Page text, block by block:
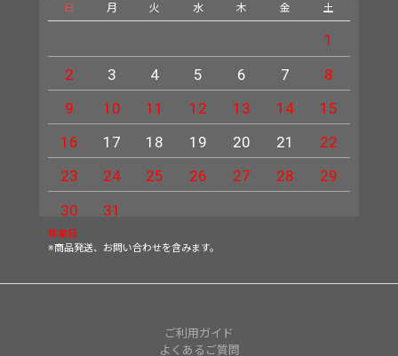
日 月 火 水 木 金 土
1
2
3 4 5 6 7
8
9
10 11 12 13 14
15
16
17 18 19 20 21
22
23
24 25 26 27 28
29
30
31
休業日
※商品発送、お問い合わせを含みます。
ご利用ガイド
よくあるご質問